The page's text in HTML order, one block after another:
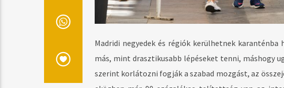
Madridi negyedek és régiók kerülhetnek
más, mint drasztikusabb lépéseket tenni, máshogy
szerint korlátozni fogják a szabad mozgást, az